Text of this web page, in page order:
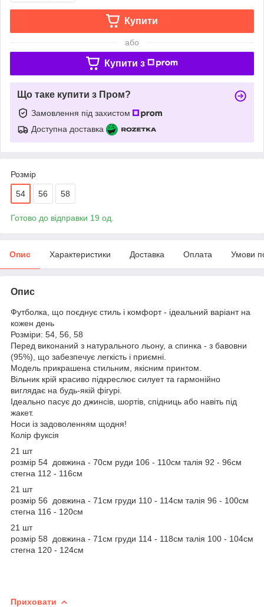
Купити
або
Купити з
Що таке купити з Пром?
Замовлення під захистом
Доступна доставка
Розмір
54 56 58
Готово до відправки 19 од.
Опис Характеристики Доставка Оплата Умови
Опис
Футболка, що поєднує стиль і комфорт - ідеальний варіант на
кожен день
Розміри: 54, 56, 58
Перед виконаний з натурального льону, а спинка - з бавовни
(95%), що забезпечує легкість і приємні.
Модель прикрашена стильним, якісним принтом.
Вільник крій красиво підкреслює силует та гармонійно
виглядає на будь-якій фігурі.
Ідеально пасує до джинсів, шортів, спідниць або навіть під
жакет.
Носи із задоволенням щодня!
Колір фуксія
21 шт
розмір 54 довжина - 70см руди 106 - 110см талія 92 - 96см
стегна 112 - 116см
21 шт
розмір 56 довжина - 71см груди 110 - 114см талія 96 - 100см
стегна 116 - 120см
21 шт
розмір 58 довжина - 71см груди 114 - 118см талія 100 - 104см
стегна 120 - 124см
Приховати